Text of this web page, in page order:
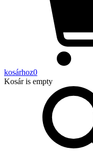
kosárhoz0
Kosáris empty